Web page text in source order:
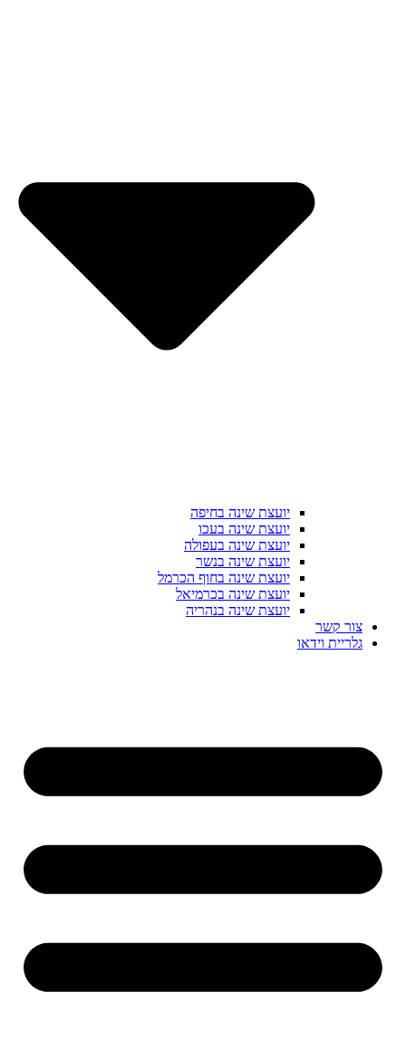
יועצת שינה בחיפה
יועצת שינה בעכו
יועצת שינה בעפולה
יועצת שינה בנשר
יועצת שינה בחוף הכרמל
יועצת שינה בכרמיאל
יועצת שינה בנהריה
צור קשר
גלריית וידאו